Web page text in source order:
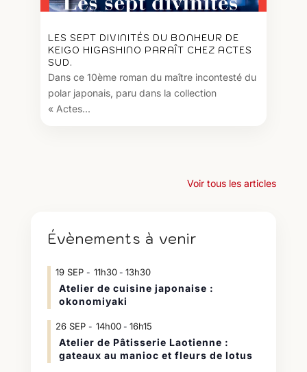
LES SEPT DIVINITÉS DU BONHEUR DE
KEIGO HIGASHINO PARAÎT CHEZ ACTES
SUD.
Dans ce 10ème roman du maître incontesté du
polar japonais, paru dans la collection
« Actes...
Voir tous les articles
Évènements à venir
19 SEP 11h30- 13h30
Atelier de cuisine japonaise :
okonomiyaki
26 SEP 14h00- 16h15
Atelier de Pâtisserie Laotienne :
gateaux au manioc et fleurs de lotus